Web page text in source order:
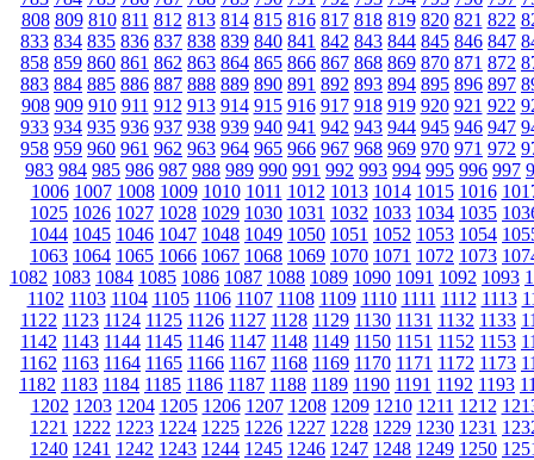
808 809 810 811 812 813 814 815 816 817 818 819 820 821 822
833 834 835 836 837 838 839 840 841 842 843 844 845 846 847
858 859 860 861 862 863 864 865 866 867 868 869 870 871 872
883 884 885 886 887 888 889 890 891 892 893 894 895 896 897
908 909 910 911 912 913 914 915 916 917 918 919 920 921 922
933 934 935 936 937 938 939 940 941 942 943 944 945 946 947
958 959 960 961 962 963 964 965 966 967 968 969 970 971 972
983 984 985 986 987 988 989 990 991 992 993 994 995 996 997
1006 1007 1008 1009 1010 1011 1012 1013 1014 1015 1016
1025 1026 1027 1028 1029 1030 1031 1032 1033 1034 1035
1044 1045 1046 1047 1048 1049 1050 1051 1052 1053 1054
1063 1064 1065 1066 1067 1068 1069 1070 1071 1072 1073
1082 1083 1084 1085 1086 1087 1088 1089 1090 1091 1092 1093
1102 1103 1104 1105 1106 1107 1108 1109 1110 1111 1112 1113
1122 1123 1124 1125 1126 1127 1128 1129 1130 1131 1132 1133
1142 1143 1144 1145 1146 1147 1148 1149 1150 1151 1152 1153
1162 1163 1164 1165 1166 1167 1168 1169 1170 1171 1172 1173
1182 1183 1184 1185 1186 1187 1188 1189 1190 1191 1192 1193
1202 1203 1204 1205 1206 1207 1208 1209 1210 1211 1212
1221 1222 1223 1224 1225 1226 1227 1228 1229 1230 1231
1240 1241 1242 1243 1244 1245 1246 1247 1248 1249 1250